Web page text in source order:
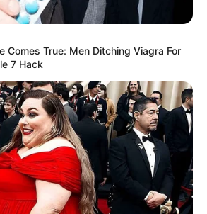
Comes True: Men Ditching Viagra For
7 Hack